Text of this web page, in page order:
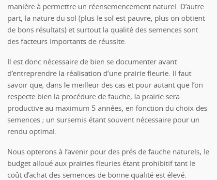
manière à permettre un réensemencement naturel. D’autre
part, la nature du sol (plus le sol est pauvre, plus on obtient
de bons résultats) et surtout la qualité des semences sont
des facteurs importants de réussite.
Il est donc nécessaire de bien se documenter avant
d’entreprendre la réalisation d’une prairie fleurie. Il faut
savoir que, dans le meilleur des cas et pour autant que l’on
respecte bien la procédure de fauche, la prairie sera
productive au maximum 5 années, en fonction du choix des
semences ; un sursemis étant souvent nécessaire pour un
rendu optimal.
Nous opterons à l’avenir pour des prés de fauche naturels, le
budget alloué aux prairies fleuries étant prohibitif tant le
coût d’achat des semences de bonne qualité est élevé.